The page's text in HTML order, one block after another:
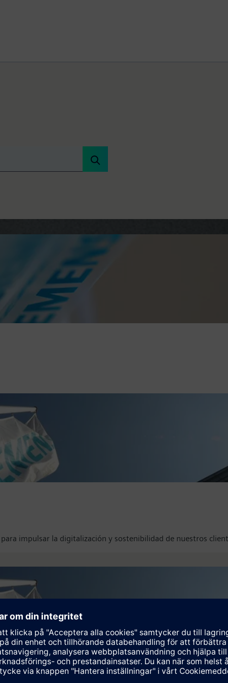
impulsar la digitalización y sostenibilidad de nuestros